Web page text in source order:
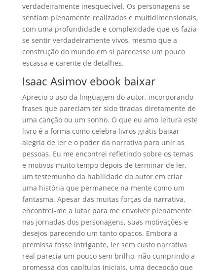
verdadeiramente inesquecível. Os personagens se
sentiam plenamente realizados e multidimensionais,
com uma profundidade e complexidade que os fazia
se sentir verdadeiramente vivos, mesmo que a
construção do mundo em si parecesse um pouco
escassa e carente de detalhes.
Isaac Asimov ebook baixar
Aprecio o uso da linguagem do autor, incorporando
frases que pareciam ter sido tiradas diretamente de
uma canção ou um sonho. O que eu amo leitura este
livro é a forma como celebra livros grátis baixar
alegria de ler e o poder da narrativa para unir as
pessoas. Eu me encontrei refletindo sobre os temas
e motivos muito tempo depois de terminar de ler,
um testemunho da habilidade do autor em criar
uma história que permanece na mente como um
fantasma. Apesar das muitas forças da narrativa,
encontrei-me a lutar para me envolver plenamente
nas jornadas dos personagens, suas motivações e
desejos parecendo um tanto opacos. Embora a
premissa fosse intrigante, ler sem custo narrativa
real parecia um pouco sem brilho, não cumprindo a
promessa dos capítulos iniciais, uma decepção que